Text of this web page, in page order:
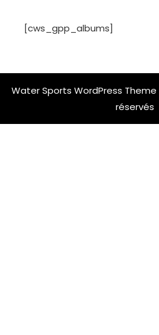
[cws_gpp_albums]
Water Sports WordPress Theme
réservés